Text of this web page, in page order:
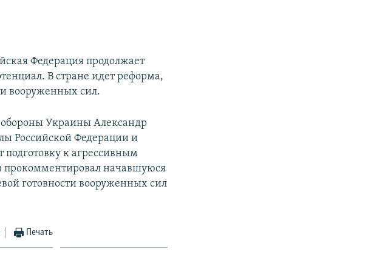
Федерация продолжает
В стране идет реформа,
вооруженных сил.
обороны Украины Александр
Российской Федерации и
к агрессивным
прокомментировал начавшуюся
готовности вооруженных сил
Печать